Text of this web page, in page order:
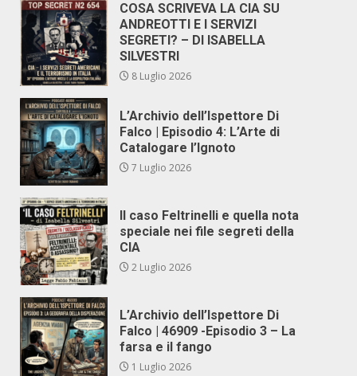
COSA SCRIVEVA LA CIA SU
ANDREOTTI E I SERVIZI
SEGRETI? – DI ISABELLA
SILVESTRI
8 Luglio 2026
L’Archivio dell’Ispettore Di
Falco | Episodio 4: L’Arte di
Catalogare l’Ignoto
7 Luglio 2026
Il caso Feltrinelli e quella nota
speciale nei file segreti della
CIA
2 Luglio 2026
L’Archivio dell’Ispettore Di
Falco | 46909 -Episodio 3 – La
farsa e il fango
1 Luglio 2026